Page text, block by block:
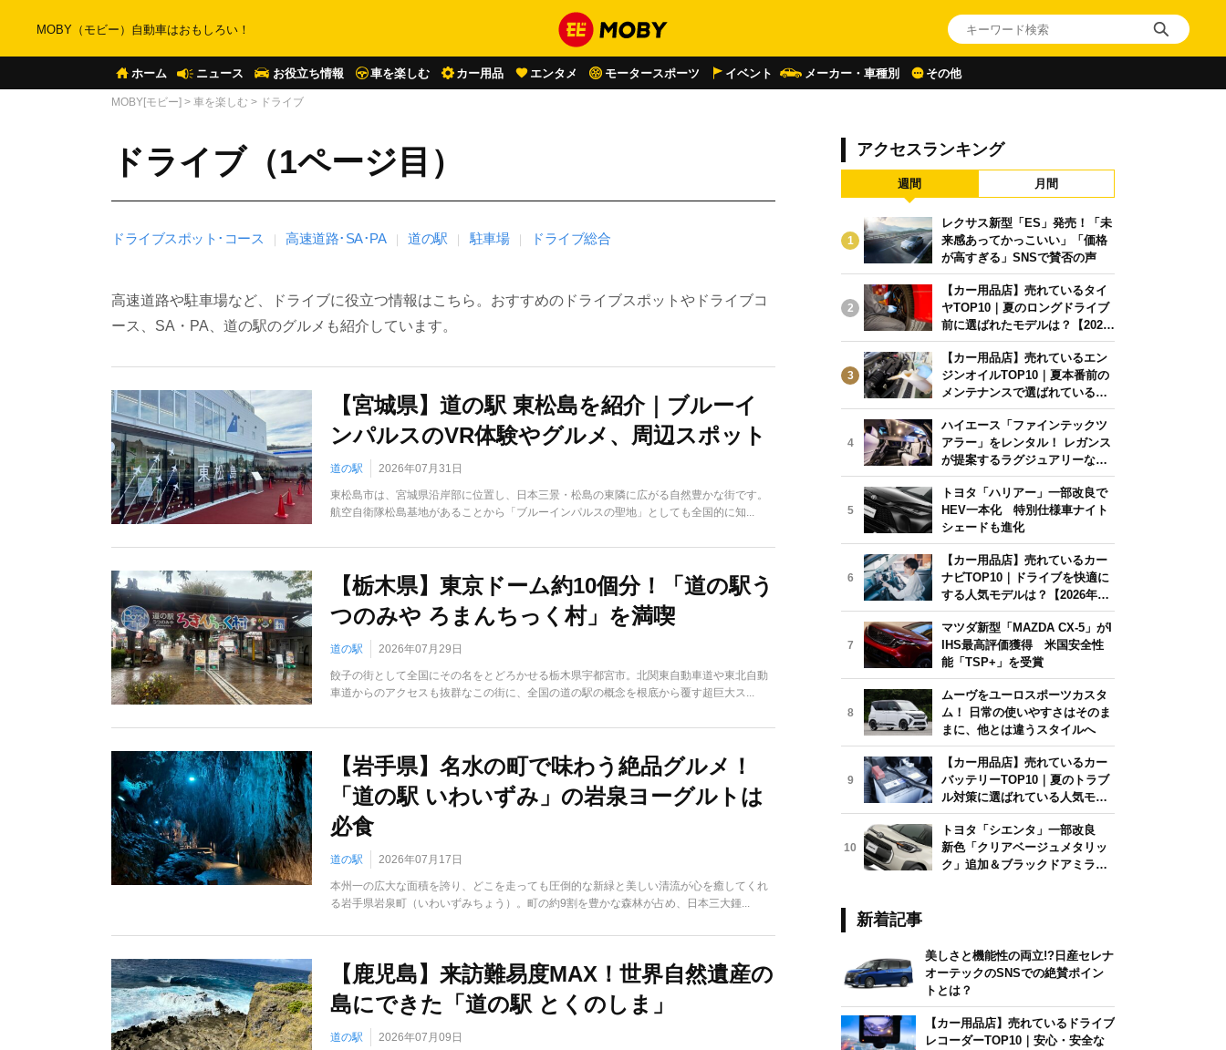
MOBY（モビー）自動車はおもしろい！
ホーム ニュース お役立ち情報 車を楽しむ カー用品 エンタメ モータースポーツ イベント メーカー・車種別 その他
MOBY[モビー] > 車を楽しむ > ドライブ
ドライブ（1ページ目）
ドライブスポット･コース 高速道路･SA･PA 道の駅 駐車場 ドライブ総合
高速道路や駐車場など、ドライブに役立つ情報はこちら。おすすめのドライブスポットやドライブコ
ース、SA・PA、道の駅のグルメも紹介しています。
【宮城県】道の駅 東松島を紹介｜ブルーイ
ンパルスのVR体験やグルメ、周辺スポット
道の駅 2026年07月31日
東松島市は、宮城県沿岸部に位置し、日本三景・松島の東隣に広がる自然豊かな街です。
航空自衛隊松島基地があることから「ブルーインパルスの聖地」としても全国的に知...
【栃木県】東京ドーム約10個分！「道の駅う
つのみや ろまんちっく村」を満喫
道の駅 2026年07月29日
餃子の街として全国にその名をとどろかせる栃木県宇都宮市。北関東自動車道や東北自動
車道からのアクセスも抜群なこの街に、全国の道の駅の概念を根底から覆す超巨大ス...
【岩手県】名水の町で味わう絶品グルメ！
「道の駅 いわいずみ」の岩泉ヨーグルトは
必食
道の駅 2026年07月17日
本州一の広大な面積を誇り、どこを走っても圧倒的な新緑と美しい清流が心を癒してくれ
る岩手県岩泉町（いわいずみちょう）。町の約9割を豊かな森林が占め、日本三大鍾...
【鹿児島】来訪難易度MAX！世界自然遺産の
島にできた「道の駅 とくのしま」
道の駅 2026年07月09日
アクセスランキング
週間 月間
1
レクサス新型「ES」発売！「未
来感あってかっこいい」「価格
が高すぎる」SNSで賛否の声
2
【カー用品店】売れているタイ
ヤTOP10｜夏のロングドライブ
前に選ばれたモデルは？【2026
年6月版】
3
【カー用品店】売れているエン
ジンオイルTOP10｜夏本番前の
メンテナンスで選ばれている人
気モデルは？【2026年6月版】
4
ハイエース「ファインテックツ
アラー」をレンタル！ レガンス
が提案するラグジュアリーな移
動体験
5
トヨタ「ハリアー」一部改良で
HEV一本化 特別仕様車ナイト
シェードも進化
6
【カー用品店】売れているカー
ナビTOP10｜ドライブを快適に
する人気モデルは？【2026年6
月版】
7
マツダ新型「MAZDA CX-5」がI
IHS最高評価獲得 米国安全性
能「TSP+」を受賞
8
ムーヴをユーロスポーツカスタ
ム！ 日常の使いやすさはそのま
まに、他とは違うスタイルへ
9
【カー用品店】売れているカー
バッテリーTOP10｜夏のトラブ
ル対策に選ばれている人気モデ
ルは？【2026年6月版】
10
トヨタ「シエンタ」一部改良
新色「クリアベージュメタリッ
ク」追加＆ブラックドアミラー
新着記事
美しさと機能性の両立!?日産セレナ
オーテックのSNSでの絶賛ポイン
トとは？
【カー用品店】売れているドライブ
レコーダーTOP10｜安心・安全な